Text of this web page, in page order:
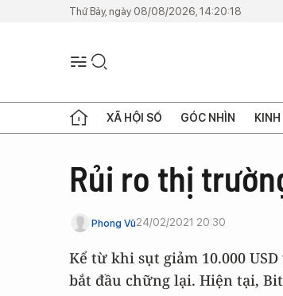
Thứ Bảy, ngày 08/08/2026, 14:20:18
XÃ HỘI SỐ GÓC NHÌN KINH
Rủi ro thị
Phong Vũ24/02/2021 20:30
Kể từ khi sụt giảm 10.000
bắt đầu chững lại. Hiện tại,